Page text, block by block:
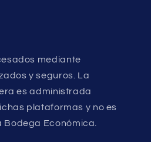
mediante
y seguros. La
es administrada
plataformas y no es
Económica.